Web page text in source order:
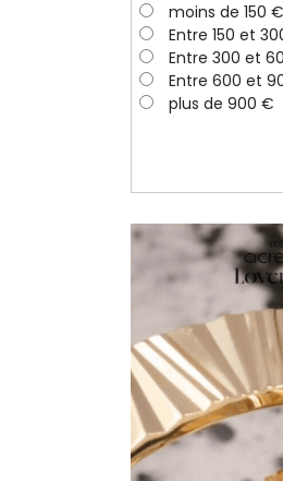
moins de 150 €
Entre 150 et
Entre 300 et
Entre 600 et
plus de 900 €